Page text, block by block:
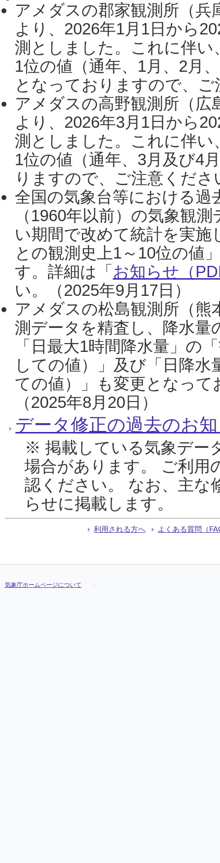
アメダスの郡家観測所（
より、2026年1月1日から
測としました。これに伴い
1位の値（通年、1月、2月
となっておりますので、
アメダスの高野観測所（
より、2026年3月1日から
測としました。これに伴い
1位の値（通年、3月及び4
りますので、ご注意くだ
全国の気象台等における過
（1960年以前）の気象観
い期間で改めて統計を実
との観測史上1～10位の値
す。詳細は「 お知らせ（
い。（2025年9月17日）
アメダスの松島観測所（熊
測データを精査し、降水
「日最大1時間降水量」の
しての値）」及び「日降
ての値）」も変更となっ
（2025年8月20日）
データ修正の過去のお
※ 掲載している気象デー
場合があります。 ご利用
認ください。 なお、主な
らせに掲載します。
利用される方へ よくある質問（
気象庁ホームページについて